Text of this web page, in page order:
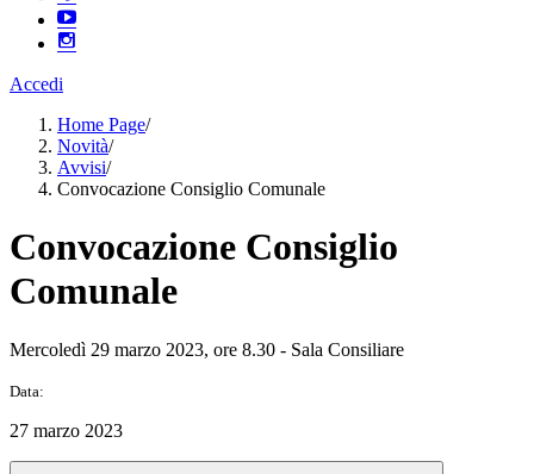
Accedi
Home Page/
Novità/
Avvisi/
Convocazione Consiglio Comunale
Convocazione Consiglio
Comunale
Mercoledì 29 marzo 2023, ore 8.30 - Sala Consiliare
Data:
27 marzo 2023